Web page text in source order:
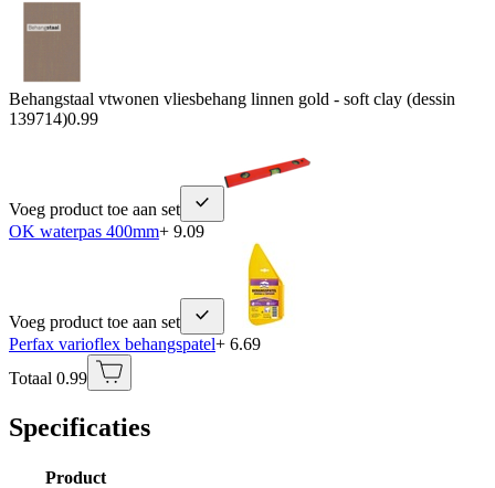
Behangstaal vtwonen vliesbehang linnen gold - soft clay (dessin
139714)0.99
Voeg product toe aan set
OK waterpas 400mm+ 9.09
Voeg product toe aan set
Perfax varioflex behangspatel+ 6.69
Totaal 0.99
Specificaties
Product